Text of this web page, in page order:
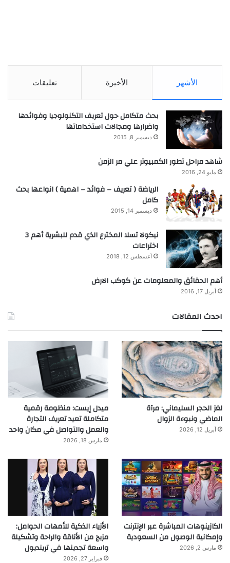
الأشهر الأخيرة تعليقات
بحث متكامل حول تعريف التكنولوجيا وفوائدها
واضرارها ومجالات استخداماتها
ديسمبر 8, 2015
شاهد مراحل تطور الكمبيوتر علي مر الزمن
مايو 24, 2016
الرياضة ( تعريف – فوائد – اهمية ) انواعها بحث
كامل
ديسمبر 14, 2015
نيكولا تسلا المخترع الذي قدم للبشرية أهم 3
اختراعات
أغسطس 12, 2018
أهم الحقائق والمعلومات عن كوكب الارض
أبريل 17, 2016
احدث المقالات
لغز الحجر السليماني: مرآة
الماضي ونبوءة الزوال
أبريل 12, 2026
ميدل إيست: منظومة رقمية
متكاملة تعيد تعريف التجارة
والعمل والتواصل في مكان واحد
مارس 18, 2026
الكازينوهات المباشرة عبر الإنترنت
وإمكانية الوصول من السعودية
مارس 2, 2026
الأزياء الذكية للأمهات الحوامل:
مزيج من الأناقة والراحة وتشكيلة
واسعة تجدينها في ترينديول
فبراير 27, 2026